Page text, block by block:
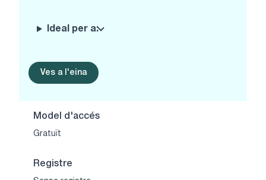
Ideal per a:
Ves a l'eina
Model d'accés
Gratuït
Registre